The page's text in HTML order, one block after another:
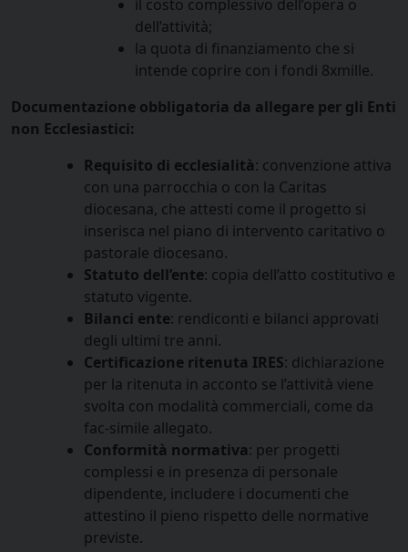
il costo complessivo dell’opera o
dell’attività;
la quota di finanziamento che si
intende coprire con i fondi 8xmille.
Documentazione obbligatoria da allegare per gli Enti
non Ecclesiastici:
Requisito di ecclesialità: convenzione attiva
con una parrocchia o con la Caritas
diocesana, che attesti come il progetto si
inserisca nel piano di intervento caritativo o
pastorale diocesano.
Statuto dell’ente: copia dell’atto costitutivo e
statuto vigente.
Bilanci ente: rendiconti e bilanci approvati
degli ultimi tre anni.
Certificazione ritenuta IRES: dichiarazione
per la ritenuta in acconto se l’attività viene
svolta con modalità commerciali, come da
fac-simile allegato.
Conformità normativa: per progetti
complessi e in presenza di personale
dipendente, includere i documenti che
attestino il pieno rispetto delle normative
previste.